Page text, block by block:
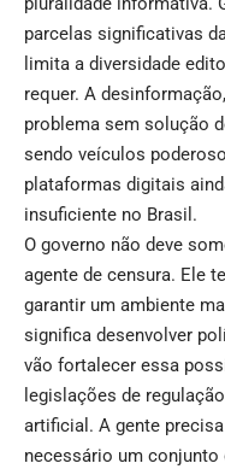
parcelas significativas
limita a diversidade
requer. A
problema sem solução
sendo veículos
plataformas digitais
insuficiente no Brasil.
O governo não deve
agente de censura. Ele
garantir um ambiente
significa desenvolver
vão fortalecer essa
legislações de
artificial. A gente
necessário um